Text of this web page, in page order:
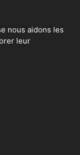
nous aidons les
leur